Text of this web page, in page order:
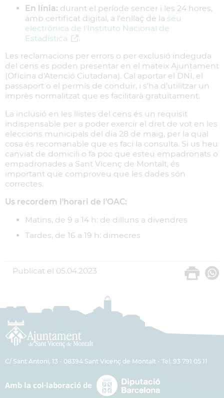
En línia: durant el període sencer i les 24 hores,
amb certificat digital, a l'enllaç de la seu
electrònica de l'Instituto Nacional de
Estadística
.
Les reclamacions per errors o per exclusió indeguda
del cens es poden presentar en el mateix Ajuntament
(Oficina d’Atenció Ciutadana). Cal aportar el DNI, el
passaport o el permís de conduir, i s’ha d’utilitzar un
imprès normalitzat que es facilitarà gratuïtament.
La inclusió en les llistes del cens és un requisit
indispensable per a poder exercir el dret de vot en les
eleccions municipals del dia 28 de maig, per la qual
cosa és recomanable que es faci la consulta. Si us heu
canviat de domicili o fa poc que esteu empadronats o
empadronades a Sant Vicenç de Montalt, és
important que comproveu que les dades són
correctes.
Us recordem l'horari de l'OAC:
Matins, de 9 a 14 h: de dilluns a divendres
Tardes, de 16 a 19 h: dimecres
Publicat el 05.04.2023
C/ Sant Antoni, 13 - 08394 Sant Vicenç de Montalt - Tel. 93 791 05 11